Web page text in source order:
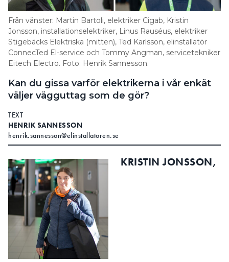
Search for:
SEARCH
Från vänster: Martin Bartoli, elektriker Cigab, Kristin
Jonsson, installationselektriker, Linus Rauséus, elektriker
Stigebäcks Elektriska (mitten), Ted Karlsson, elinstallatör
ConnecTed El-service och Tommy Angman, servicetekniker
Eitech Electro. Foto: Henrik Sannesson.
Kan du gissa varför elektrikerna i vår enkät
väljer vägguttag som de gör?
TEXT
HENRIK SANNESSON
henrik.sannesson@elinstallatoren.se
KRISTIN JONSSON,